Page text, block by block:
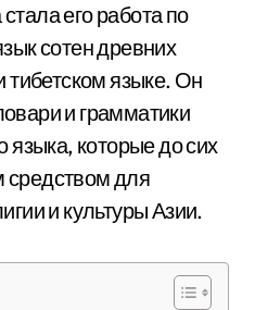
его работа по
сотен древних
тибетском языке. Он
и грамматики
языка, которые до сих
для
и культуры Азии.